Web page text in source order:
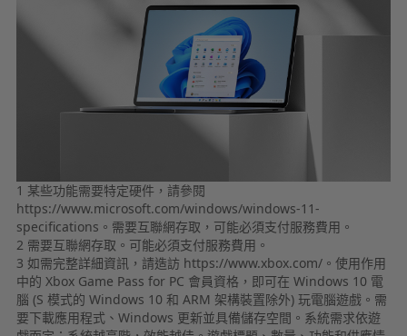
1 某些功能需要特定硬件，請參閱
https://www.microsoft.com/windows/windows-11-
specifications。需要互聯網存取，可能必須支付服務費用。
2 需要互聯網存取。可能必須支付服務費用。
3 如需完整詳細資訊，請造訪 https://www.xbox.com/。使用作用
中的 Xbox Game Pass for PC 會員資格，即可在 Windows 10 電
腦 (S 模式的 Windows 10 和 ARM 架構裝置除外) 玩電腦遊戲。需
要下載應用程式、Windows 更新並具備儲存空間。系統需求依遊